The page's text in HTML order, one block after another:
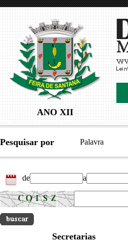
ANO XII
Pesquisar por Palavra
de a
Secretarias